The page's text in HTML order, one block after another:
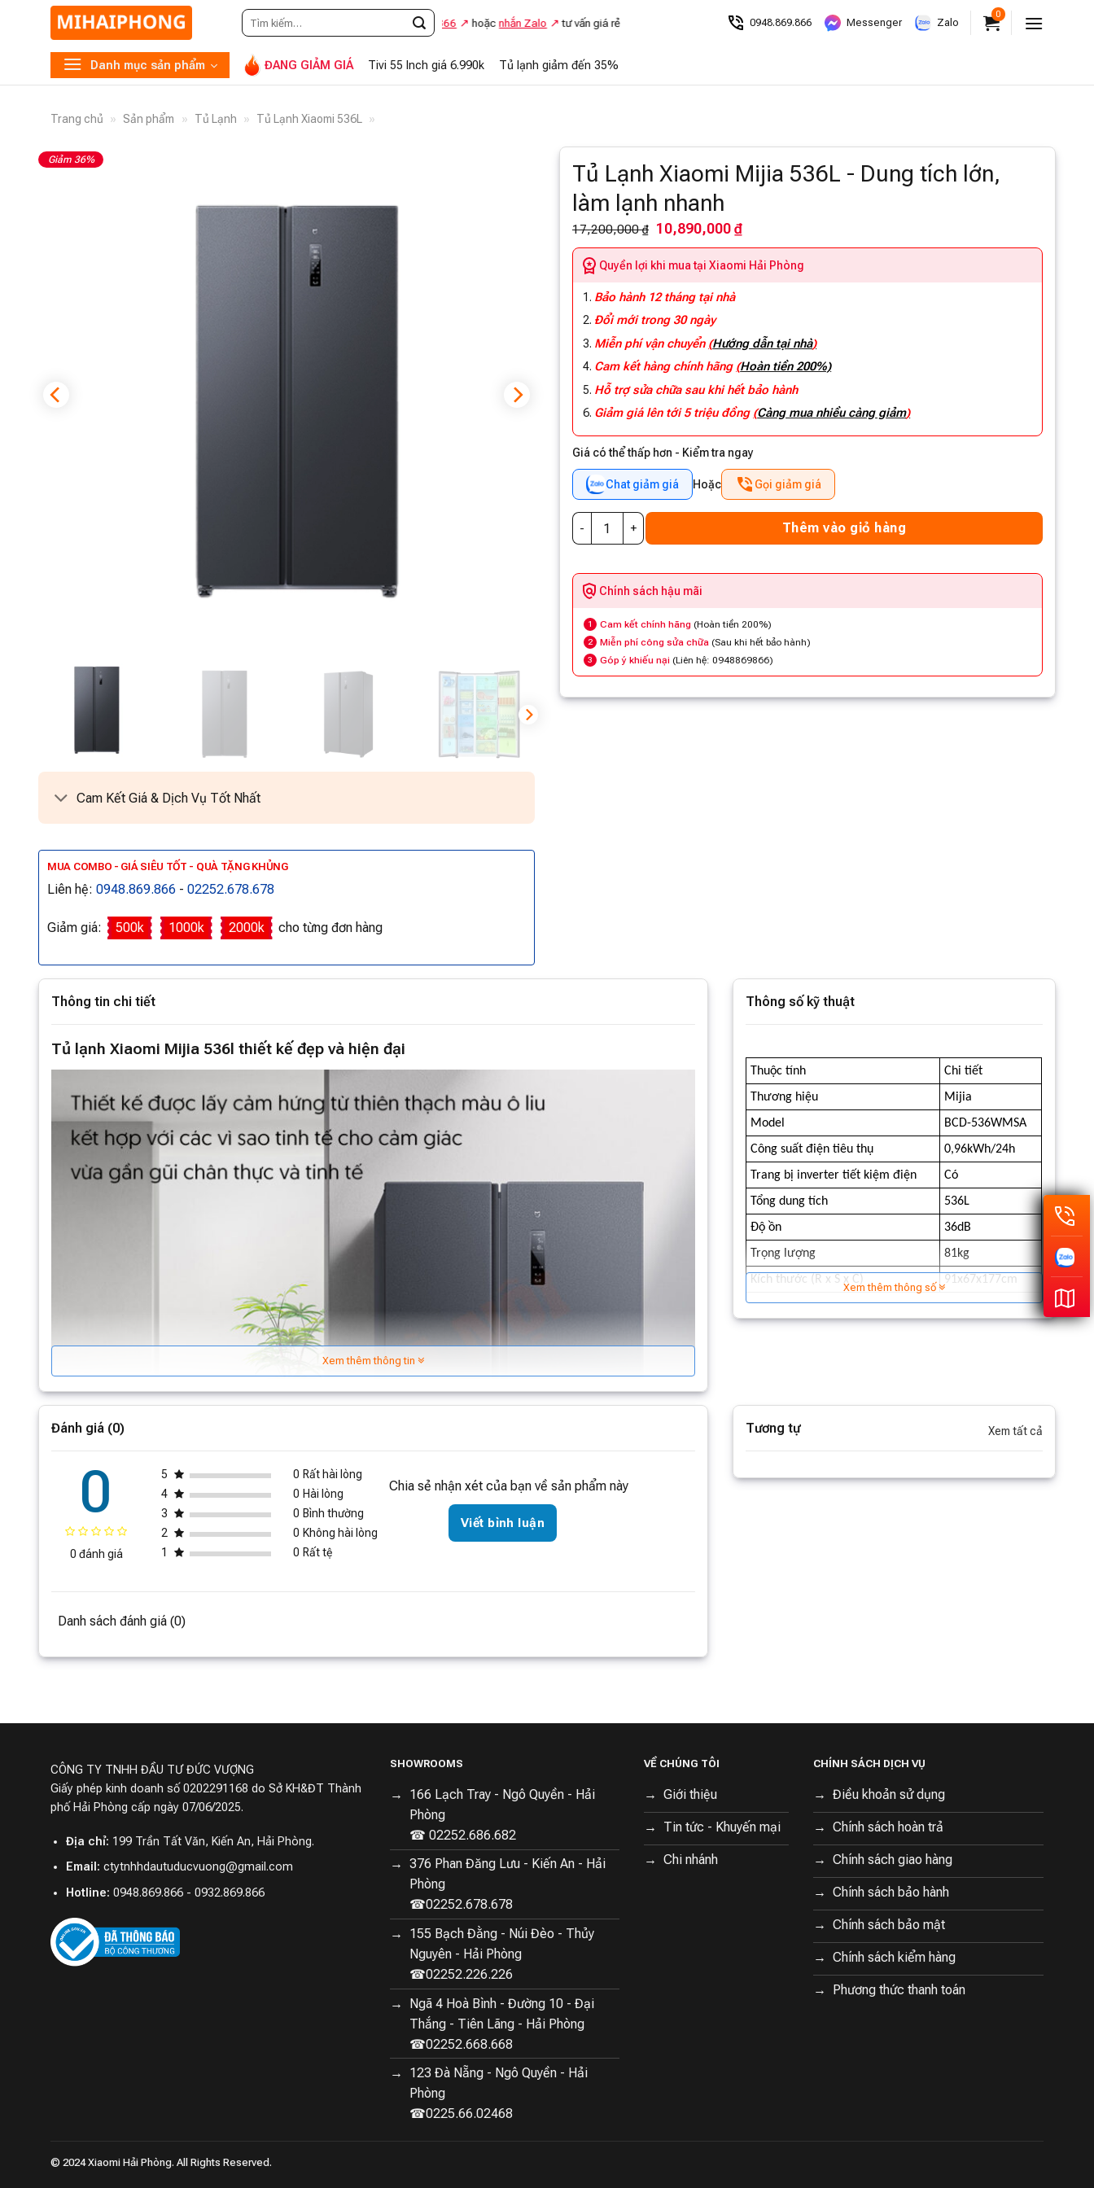
Tìm
kiếm:
0948.869.866 hoặc nhắn Zalo tư vấn giá rẻ 0948.869.866 Messenger Zalo
0
Danh mục sản phẩm ĐANG GIẢM GIÁ Tivi 55 Inch giá 6.990k Tủ lạnh giảm đến 35%
Trang chủ » Sản phẩm » Tủ Lạnh » Tủ Lạnh Xiaomi 536L »
Giảm 36%
Cam Kết Giá & Dịch Vụ Tốt Nhất
MUA COMBO - GIÁ SIÊU TỐT - QUÀ TẶNG KHỦNG
Liên hệ: 0948.869.866 - 02252.678.678
Giảm giá: 500k 1000k 2000k cho từng đơn hàng
Tủ Lạnh Xiaomi Mijia 536L - Dung tích lớn,
làm lạnh nhanh
17,200,000 ₫ 10,890,000 ₫
Quyền lợi khi mua tại Xiaomi Hải Phòng
Bảo hành 12 tháng tại nhà
Đổi mới trong 30 ngày
Miễn phí vận chuyển (Hướng dẫn tại nhà)
Cam kết hàng chính hãng (Hoàn tiền 200%)
Hỗ trợ sửa chữa sau khi hết bảo hành
Giảm giá lên tới 5 triệu đồng (Càng mua nhiều càng giảm)
Giá có thể thấp hơn - Kiểm tra ngay
Chat giảm giá Hoặc Gọi giảm giá
Thêm vào giỏ hàng
Chính sách hậu mãi
1 Cam kết chính hãng (Hoàn tiền 200%)
2 Miễn phí công sửa chữa (Sau khi hết bảo hành)
3 Góp ý khiếu nại (Liên hệ: 0948869866)
Thông tin chi tiết
Tủ lạnh Xiaomi Mijia 536l thiết kế đẹp và hiện đại
Về thiết kế, các thiết bị gia dụng của Xiaomi luôn được biết đến với sự đơn giản và thời trang, và chiếc
Xiaomi side by side 536L mới này cũng không ngoại lệ. Tủ lạnh Mijia sở hữu tông màu đen bóng cực sang trọng
phù hợp với nhiều không gian. Đặc biệt trên bề mặt tủ còn có những nút cảm ứng dễ dàng điều chỉnh nhiệt độ và
tránh in lại dấu vân tay.
Xem thêm thông tin
Thông số kỹ thuật
Thuộc tính
Chi tiết
Thương hiệu
Mijia
Model
BCD-536WMSA
Công suất điện tiêu thụ
0,96kWh/24h
Trang bị inverter tiết kiệm điện
Có
Tổng dung tích
536L
Độ ồn
36dB
Trọng lượng
81kg
Kích thước (R x S x C)
91x67x177cm
Xem thêm thông số
Đánh giá (0)
0
0 đánh giá
5 0 Rất hài lòng
4
0 Hài lòng
3
0 Bình thường
2
0 Không hài lòng
1
0 Rất tệ
Chia sẻ nhận xét của bạn về sản phẩm này
Viết bình luận
Danh sách đánh giá (0)
Tương tự Xem tất cả
CÔNG TY TNHH ĐẦU TƯ ĐỨC VƯỢNG
Giấy phép kinh doanh số 0202291168 do Sở KH&ĐT Thành
phố Hải Phòng cấp ngày 07/06/2025.
Địa chỉ: 199 Trần Tất Văn, Kiến An, Hải Phòng.
Email: ctytnhhdautuducvuong@gmail.com
Hotline: 0948.869.866 - 0932.869.866
SHOWROOMS
166 Lạch Tray - Ngô Quyền - Hải
Phòng
☎ 02252.686.682
376 Phan Đăng Lưu - Kiến An - Hải
Phòng
☎02252.678.678
155 Bạch Đằng - Núi Đèo - Thủy
Nguyên - Hải Phòng
☎02252.226.226
Ngã 4 Hoà Bình - Đường 10 - Đại
Thắng - Tiên Lãng - Hải Phòng
☎02252.668.668
123 Đà Nẵng - Ngô Quyền - Hải
Phòng
☎0225.66.02468
VỀ CHÚNG TÔI
Giới thiệu
Tin tức - Khuyến mại
Chi nhánh
CHÍNH SÁCH DỊCH VỤ
Điều khoản sử dụng
Chính sách hoàn trả
Chính sách giao hàng
Chính sách bảo hành
Chính sách bảo mật
Chính sách kiểm hàng
Phương thức thanh toán
© 2024 Xiaomi Hải Phòng. All Rights Reserved.